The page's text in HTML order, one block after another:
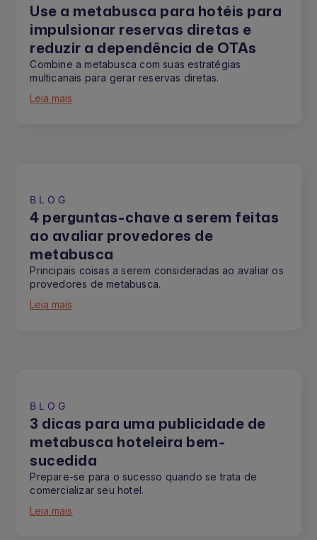
Use a metabusca para hotéis para
impulsionar reservas diretas e
reduzir a dependência de OTAs
Combine a metabusca com suas estratégias
multicanais para gerar reservas diretas.
Leia mais
BLOG
4 perguntas-chave a serem feitas
ao avaliar provedores de
metabusca
Principais coisas a serem consideradas ao avaliar os
provedores de metabusca.
Leia mais
BLOG
3 dicas para uma publicidade de
metabusca hoteleira bem-
sucedida
Prepare-se para o sucesso quando se trata de
comercializar seu hotel.
Leia mais